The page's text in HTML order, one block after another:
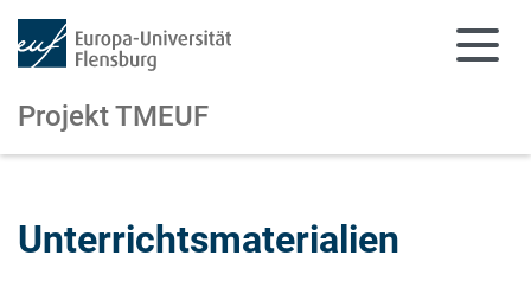
Projekt TMEUF
Unterrichtsmaterialien